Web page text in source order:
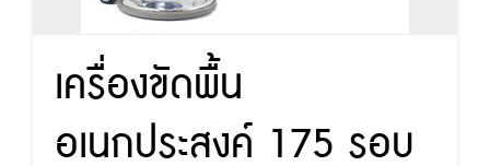
เครื่องขัดพื้น
อเนกประสงค์ 175 รอบ